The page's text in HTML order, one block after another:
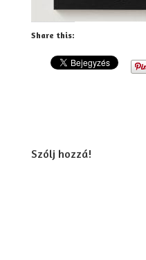
Share this:
Szólj hozzá!